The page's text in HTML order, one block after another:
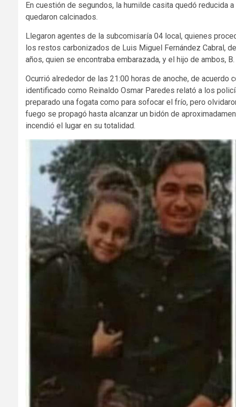
En cuestión de segundos, la humilde casita quedó
quedaron calcinados.
Llegaron agentes de la subcomisaría 04 local, quienes
los restos carbonizados de Luis Miguel Fernández Cabral,
años, quien se encontraba embarazada, y el hijo de ambos,
️Ocurrió alrededor de las 21:00 horas de anoche, de
identificado como Reinaldo Osmar Paredes relató a los
preparado una fogata como para sofocar el frío, pero
fuego se propagó hasta alcanzar un bidón de
incendió el lugar en su totalidad.